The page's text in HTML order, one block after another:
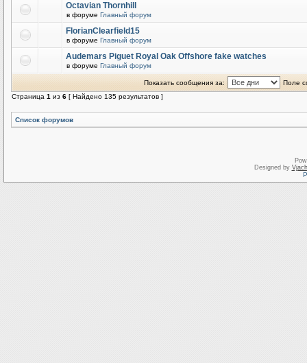
Octavian Thornhill
в форуме Главный форум
FlorianClearfield15
в форуме Главный форум
Audemars Piguet Royal Oak Offshore fake watches
в форуме Главный форум
Показать сообщения за:
Поле
Страница 1 из 6 [ Найдено 135 результатов ]
Список форумов
Designed by